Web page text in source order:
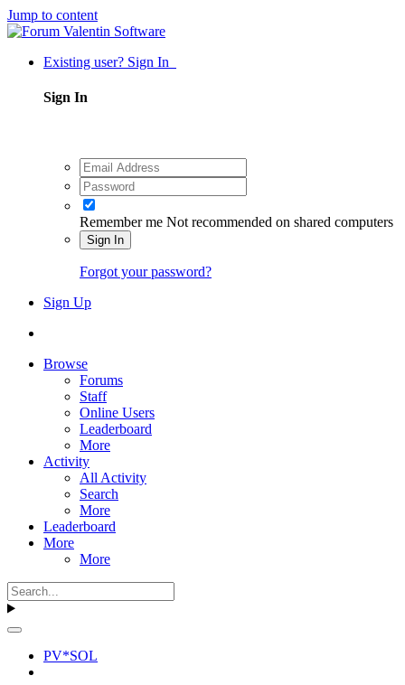
Jump to content
Existing user? Sign In
Sign In
Remember me Not recommended on shared computers
Sign In
Forgot your password?
Sign Up
Browse
Forums
Staff
Online Users
Leaderboard
More
Activity
All Activity
Search
More
Leaderboard
More
More
PV*SOL